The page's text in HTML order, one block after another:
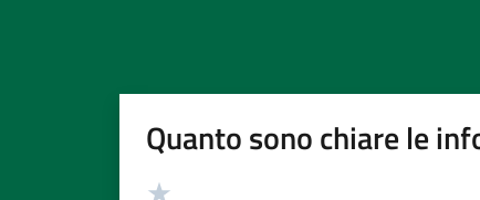
Quanto sono chiare le
Valutazione